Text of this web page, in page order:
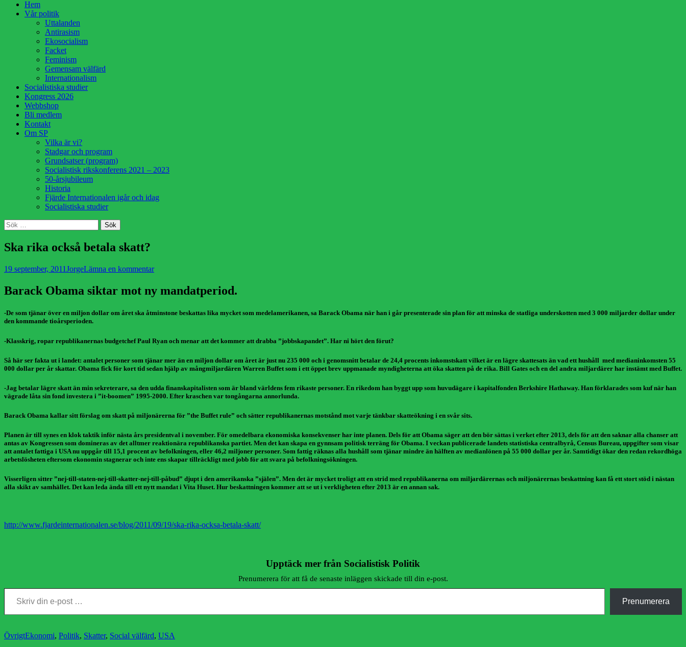
HoppaHem
Vår politik
Uttalanden
Antirasism
Ekosocialism
Facket
Feminism
Gemensam välfärd
Internationalism
Socialistiska studier
Kongress 2026
Webbshop
Bli medlem
Kontakt
Om SP
Vilka är vi?
Stadgar och program
Grundsatser (program)
Socialistisk rikskonferens 2021 – 2023
50-årsjubileum
Historia
Fjärde Internationalen igår och idag
Socialistiska studier
Sök
Sök
efter:
Ska rika också betala skatt?
Publicerad
19 september, 2011 Författare
JorgeLämna en kommentar
Barack Obama siktar mot ny mandatperiod.
-De som tjänar över en miljon dollar om året ska åtminstone beskattas lika mycket som medelamerikanen, sa Barack Obama när han i går presenterade sin plan för att minska de statliga underskotten med 3 000 miljarder dollar under
den kommande tioårsperioden.
-Klasskrig, ropar republikanernas budgetchef Paul Ryan och menar att det kommer att drabba ”jobbskapandet”. Har ni hört den förut?
Så här ser fakta ut i landet: antalet personer som tjänar mer än en miljon dollar om året är just nu 235 000 och i genomsnitt betalar de 24,4 procents inkomstskatt vilket är en lägre skattesats än vad ett hushåll med medianinkomsten 55
000 dollar per år skattar. Obama fick för kort tid sedan hjälp av mångmiljardären Warren Buffet som i ett öppet brev uppmanade myndigheterna att öka skatten på de rika. Bill Gates och en del andra miljardärer har instämt med Buffet.
-Jag betalar lägre skatt än min sekreterare, sa den udda finanskapitalisten som är bland världens fem rikaste personer. En rikedom han byggt upp som huvudägare i kapitalfonden Berkshire Hathaway. Han förklarades som kuf när han
vägrade låta sin fond investera i ”it-boomen” 1995-2000. Efter kraschen var tongångarna annorlunda.
Barack Obama kallar sitt förslag om skatt på miljonärerna för ”the Buffet rule” och sätter republikanernas motstånd mot varje tänkbar skatteökning i en svår sits.
Planen är till synes en klok taktik inför nästa års presidentval i november. För omedelbara ekonomiska konsekvenser har inte planen. Dels för att Obama säger att den bör sättas i verket efter 2013, dels för att den saknar alla chanser att
antas av Kongressen som domineras av det alltmer reaktionära republikanska partiet. Men det kan skapa en gynnsam politisk terräng för Obama. I veckan publicerade landets statistiska centralbyrå, Census Bureau, uppgifter som visar
att antalet fattiga i USA nu uppgår till 15,1 procent av befolkningen, eller 46,2 miljoner personer. Som fattig räknas alla hushåll som tjänar mindre än hälften av medianlönen på 55 000 dollar per år. Samtidigt ökar den redan rekordhöga
arbetslösheten eftersom ekonomin stagnerar och inte ens skapar tillräckligt med jobb för att svara på befolkningsökningen.
Visserligen sitter ”nej-till-staten-nej-till-skatter-nej-till-påbud” djupt i den amerikanska ”själen”. Men det är mycket troligt att en strid med republikanerna om miljardärernas och miljonärernas beskattning kan få ett stort stöd i nästan
alla skikt av samhället. Det kan leda ända till ett nytt mandat i Vita Huset. Hur beskattningen kommer att se ut i verkligheten efter 2013 är en annan sak.
http://www.fjardeinternationalen.se/blog/2011/09/19/ska-rika-ocksa-betala-skatt/
Upptäck mer från Socialistisk Politik
Prenumerera för att få de senaste inläggen skickade till din e-post.
Skriv din e-post …
Prenumerera
Kategorier
ÖvrigtEtiketter
Ekonomi, Politik, Skatter, Social välfärd, USA